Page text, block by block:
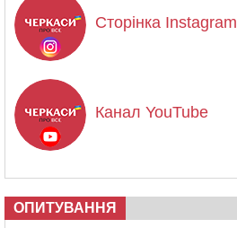
Сторінка Instagram
Канал YouTube
ОПИТУВАННЯ